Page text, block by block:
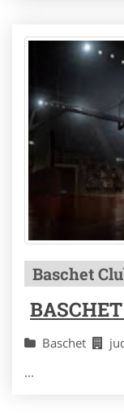
Baschet
Baschet
...